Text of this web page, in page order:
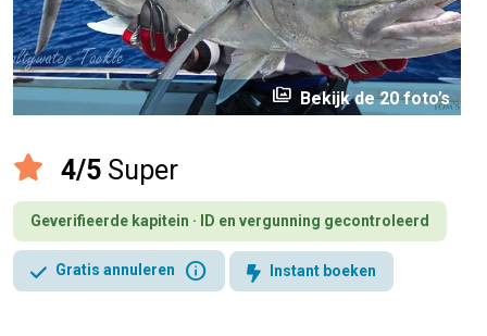
perm_media Bekijk de 20 foto’s
4/5 Super
Geverifieerde kapitein · ID en vergunning gecontroleerd
Gratis annuleren info Instant boeken